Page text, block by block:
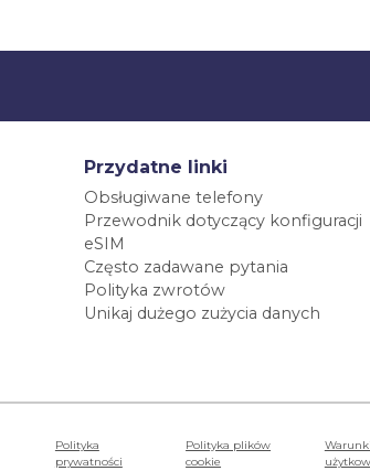
Przydatne linki
Obsługiwane telefony
Przewodnik dotyczący konfiguracji
eSIM
Często zadawane pytania
Polityka zwrotów
Unikaj dużego zużycia danych
Polityka
prywatności
Polityka plików
cookie
Warunki